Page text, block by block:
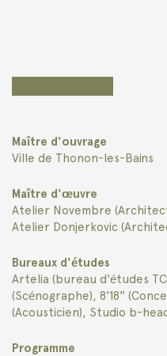
Maître d'ouvrage
Ville de Thonon-les-Bains
Maître d'œuvre
Atelier Novembre
Atelier Donjerkovic
Bureaux d'études
Artelia (bureau d'études
(Scénographe), 8'18''
(Acousticien), Studio b-
Programme